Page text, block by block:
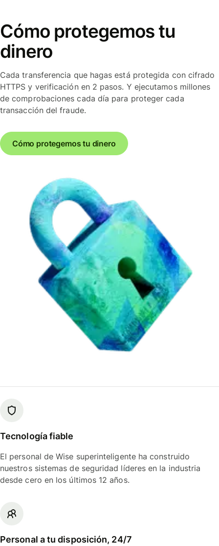
Cómo protegemos tu
dinero
Cada transferencia que hagas está protegida con cifrado
HTTPS y verificación en 2 pasos. Y ejecutamos millones
de comprobaciones cada día para proteger cada
transacción del fraude.
Cómo protegemos tu dinero
Tecnología fiable
El personal de Wise superinteligente ha construido
nuestros sistemas de seguridad líderes en la industria
desde cero en los últimos 12 años.
Personal a tu disposición, 24/7